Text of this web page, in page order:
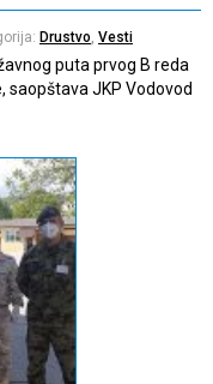
Drustvo, Vesti
puta prvog B reda
saopštava JKP Vodovod